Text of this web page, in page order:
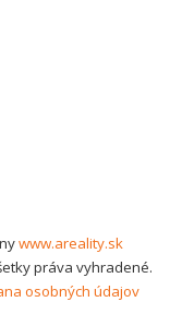
www.areality.sk
práva vyhradené.
osobných údajov